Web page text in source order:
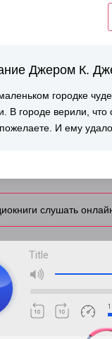
Джером К.
городке
В городе верили, что
И ему
слушать
Title